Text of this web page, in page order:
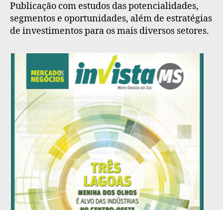
Publicação com estudos das potencialidades,
segmentos e oportunidades, além de estratégias
de investimentos para os mais diversos setores.